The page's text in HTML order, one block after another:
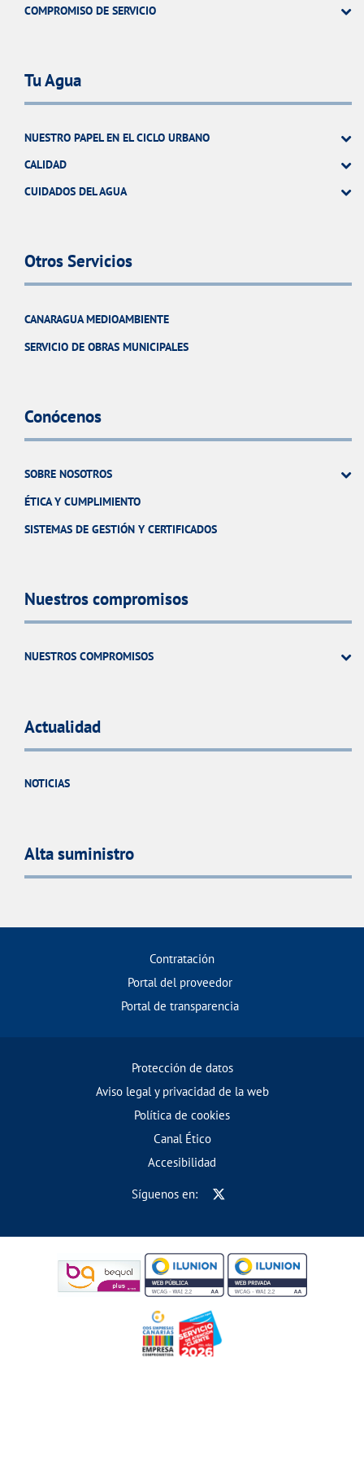
COMPROMISO DE SERVICIO
Tu Agua
NUESTRO PAPEL EN EL CICLO URBANO
CALIDAD
CUIDADOS DEL AGUA
Otros Servicios
CANARAGUA MEDIOAMBIENTE
SERVICIO DE OBRAS MUNICIPALES
Conócenos
SOBRE NOSOTROS
ÉTICA Y CUMPLIMIENTO
SISTEMAS DE GESTIÓN Y CERTIFICADOS
Nuestros compromisos
NUESTROS COMPROMISOS
Actualidad
NOTICIAS
Alta suministro
Contratación
Portal del proveedor
Portal de transparencia
Protección de datos
Aviso legal y privacidad de la web
Política de cookies
Canal Ético
Accesibilidad
Síguenos en: